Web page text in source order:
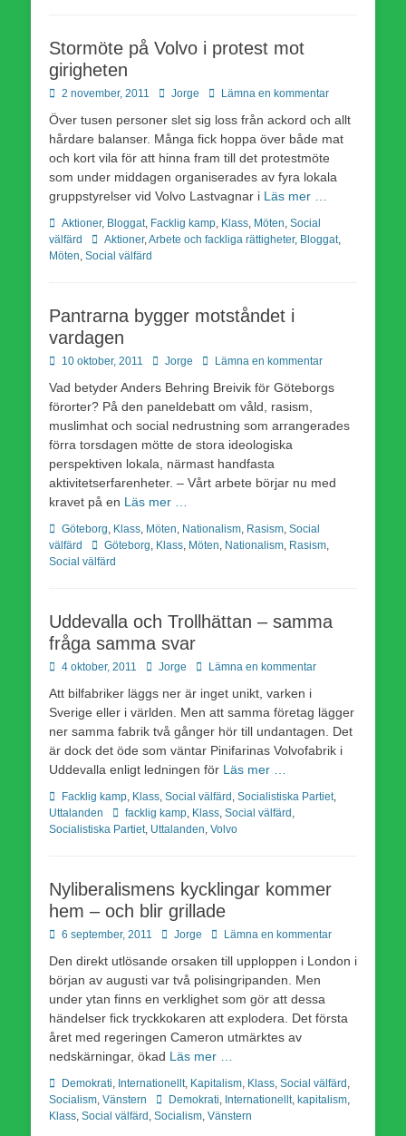
Stormöte på Volvo i protest mot
girigheten
Publicerad
2 november, 2011 Författare
Jorge Lämna en kommentar
Över tusen personer slet sig loss från ackord och allt
hårdare balanser. Många fick hoppa över både mat
och kort vila för att hinna fram till det protestmöte
som under middagen organiserades av fyra lokala
gruppstyrelser vid Volvo Lastvagnar i Läs mer …
Kategorier
Aktioner, Bloggat, Facklig kamp Klass Möten Social
välfärd
Etiketter
Aktioner, Arbete och fackliga rättigheter, Bloggat,
Möten Social välfärd
Pantrarna bygger motståndet i
vardagen
Publicerad
10 oktober, 2011 Författare
Jorge Lämna en kommentar
Vad betyder Anders Behring Breivik för Göteborgs
förorter? På den paneldebatt om våld, rasism,
muslimhat och social nedrustning som arrangerades
förra torsdagen mötte de stora ideologiska
perspektiven lokala, närmast handfasta
aktivitetserfarenheter. – Vårt arbete börjar nu med
kravet på en Läs mer …
Kategorier
Göteborg Klass Möten Nationalism Rasism Social
välfärd
Etiketter
Göteborg Klass Möten Nationalism Rasism
Social välfärd
Uddevalla och Trollhättan – samma
fråga samma svar
Publicerad
4 oktober, 2011 Författare
Jorge Lämna en kommentar
Att bilfabriker läggs ner är inget unikt, varken i
Sverige eller i världen. Men att samma företag lägger
ner samma fabrik två gånger hör till undantagen. Det
är dock det öde som väntar Pinifarinas Volvofabrik i
Uddevalla enligt ledningen för Läs mer …
Kategorier
Facklig kamp Klass Social välfärd Socialistiska Partiet,
Uttalanden
Etiketter
facklig kamp Klass Social välfärd
Socialistiska Partiet, Uttalanden Volvo
Nyliberalismens kycklingar kommer
hem – och blir grillade
Publicerad
6 september, 2011 Författare
Jorge Lämna en kommentar
Den direkt utlösande orsaken till upploppen i London i
början av augusti var två polisingripanden. Men
under ytan finns en verklighet som gör att dessa
händelser fick tryckkokaren att explodera. Det första
året med regeringen Cameron utmärktes av
nedskärningar, ökad Läs mer …
Kategorier
Demokrati Internationellt, Kapitalism Klass Social välfärd
Socialism Vänstern Etiketter
Demokrati Internationellt, kapitalism
Klass Social välfärd Socialism Vänstern